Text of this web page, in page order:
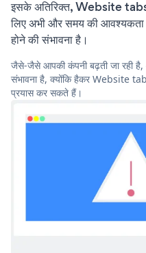
इसके अतिरिक्त, Website
लिए अभी और समय की आवश्यकता
होने की संभावना है।
जैसे-जैसे आपकी कंपनी बढ़ती जा रही है,
संभावना है, क्योंकि हैकर Website
प्रयास कर सकते हैं।